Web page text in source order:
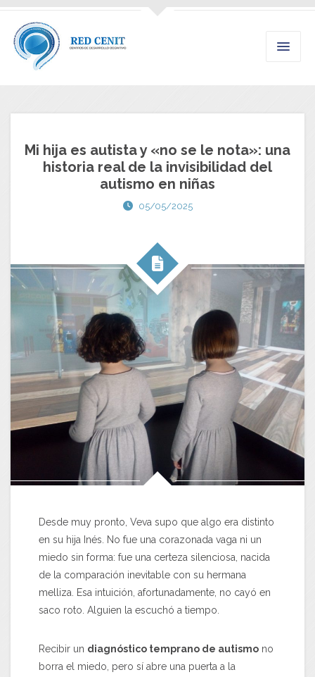
Mi hija es autista y «no se le nota»: una
historia real de la invisibilidad del
autismo en niñas
05/05/2025
Desde muy pronto, Veva supo que algo era distinto
en su hija Inés. No fue una corazonada vaga ni un
miedo sin forma: fue una certeza silenciosa, nacida
de la comparación inevitable con su hermana
melliza. Esa intuición, afortunadamente, no cayó en
saco roto. Alguien la escuchó a tiempo.
Recibir un diagnóstico temprano de autismo no
borra el miedo, pero sí abre una puerta a la